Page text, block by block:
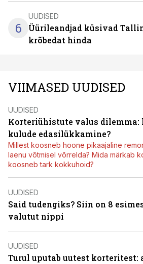
6
UUDISED
Üürileandjad küsivad
krõbedat hinda
VIIMASED UUDISED
UUDISED
Korteriühistute valus
kulude edasilükkamine?
Millest koosneb hoone pikaajaline
laenu võtmisel võrrelda? Mida märkab
koosneb tark kokkuhoid?
UUDISED
Said tudengiks? Siin on 8
valutut nippi
UUDISED
Turul uputab uutest korteritest: